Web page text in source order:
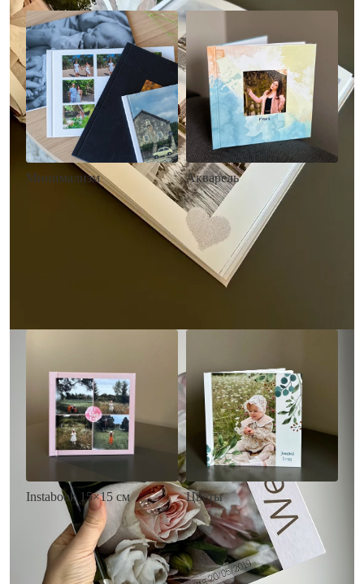
Минимализм Акварель
• Декор в стиле
акварельных красок
• Выбор цвета фона
• Загрузка фото и текста
Заказать
Instabook 15×15 см
• Декор на выбор
• Выбор цвета фона
• Загрузка фото и текста
Цветы
• Декор цветы
• Выбор цвета фона
• Загрузка фото и текста